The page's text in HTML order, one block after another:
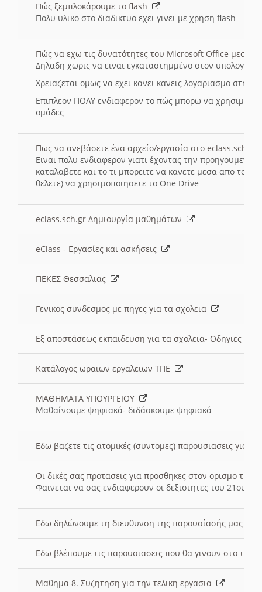
Πώς ξεμπλοκάρουμε το flash
Πολυ υλικο στο διαδικτυο εχει γινει με χρηση flash
Πώς να εχω τις δυνατότητες του Microsoft Office μεσω
Δηλαδη χωρις να ειναι εγκαταστημμένο στον
Χρειαζεται ομως να εχει κανει κανεις λογαριασμο στη
Επιπλεον ΠΟΛΥ ενδιαφερον το πώς μπορω να
ομάδες
Πως να ανεβάσετε ένα αρχείο/εργασία στο eclass.sch.gr
Ειναι πολυ ενδιαφερον γιατι έχοντας την
καταλαβετε και το τι μπορειτε να κανετε μεσα απο το
θελετε) να χρησιμοποιησετε το One Drive
eclass.sch.gr Δημιουργία μαθημάτων
eClass - Εργασίες και ασκήσεις
ΠΕΚΕΣ Θεσσαλιας
Γενικος συνδεσμος με πηγες για τα σχολεια
Εξ αποστάσεως εκπαιδευση για τα σχολεια- Οδηγιες
Κατάλογος ωραιων εργαλειων ΤΠΕ
ΜΑΘΗΜΑΤΑ ΥΠΟΥΡΓΕΙΟΥ
Μαθαίνουμε ψηφιακά- διδάσκουμε ψηφιακά
Εδω βαζετε τις ατομικές (συντομες) παρουσιασεις για
Οι δικές σας προτασεις για προσθηκες στον ορισμο
Φαινεται να σας ενδιαφερουν οι δεξιοτητες του 21ου
Εδω δηλώνουμε τη διευθυνση της παρουσίασής μας
Εδω βλέπουμε τις παρουσιασεις που θα γινουν στο
Μαθημα 8. Συζητηση για την τελικη εργασια